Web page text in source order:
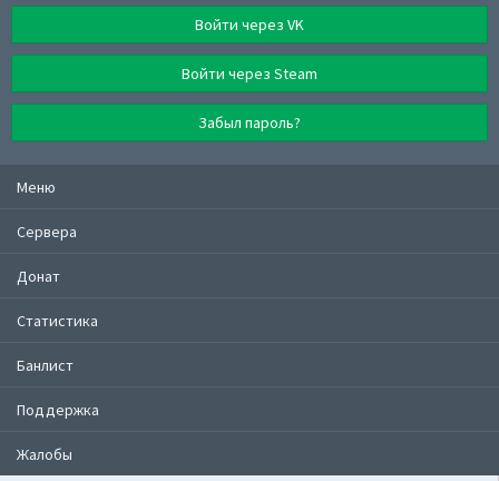
Войти через VK
Войти через Steam
Забыл пароль?
Меню
Сервера
Донат
Статистика
Банлист
Поддержка
Жалобы